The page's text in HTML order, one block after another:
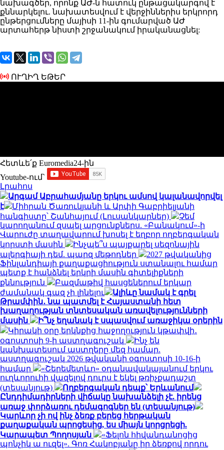
նախագծեր, որոնք ԱԺ-ն հատուկ ընթացակարգով է
քննարկելու. նախատեսվում է վերջիններիս երկրորդ
ընթերցումները մայիսի 11-ին գումարված ԱԺ
արտահերթ նիստի շրջանակում իրականացնել:
ՈՒՂԻՂ ԵԹԵՐ
Հետևե՛ք Euromedia24-ին
Youtube-ում`
Լրահոս
Արգամ Աբրահամյանը երկու ամսով կալանավորվել
է
Միհրան Ծառուկյանի և Արփի Գաբրիելյանի
հանգիստը՝ Շանհայում (Լուսանկարներ)
Չեմ
կարողանում զսպել արցունքներս. «Բանակում»-ի
Վարուժը տաղավարում խոսել է եղբոր ողբերգական
կորստի մասին
Ինչպե՞ս պայքարել սեզոնային
ալերգիայի դեմ. պարզ մեթոդներ
2027 թվականից
Ֆինլանդիայի քաղաքացիություն ստանալու համար
պետք է հանձնել երկրի մասին գիտելիքների
քննություն
Բազմաթիվ հասցեներում երկար
ժամանակ գազ չի լինելու
Ալիևը նամակ է գրել
Թրամփին․ նա պատմել է Հայաստանի հետ
խաղաղության տնտեսական առավելությունների
մասին
Ի՞նչ եղանակ է սպասվում առաջիկա օրերին
Կիրակի օրը երկնքից հաջողություն կթափվի․
օգոստոսի 9-ի աստղագուշակ
Ինչ են
կանխատեսում աստղերը մեզ համար.
աստղագուշակ 2026 թվականի օգոստոսի 10-16-ի
համար
«Շերեմետևո» օդանավակայանում երկու
ուղևորուհի վազելով դուրս է եկել թռիչքադաշտ
(տեսանյութ)
Ողբերգական դեպք՝ Երևանում
Ընդդիմադիրների վիճակը նախանձելի չէ. իրենց
առաջ փորձառու դեմագոգներ են (տեսանյութ)
Կարևոր չի ով ինչ ձեռք բերեց հերթական
քաղաքական պրոցեսից, ես միայն կորցրեցի.
Կարապետ Պողոսյան
«Ֆելոն հիվանդանոցից
պոնչիկ ա ուզել». Գոռ Հակոբյանը իր ձեռքով որդու